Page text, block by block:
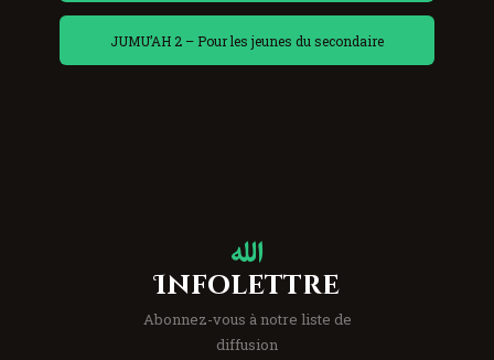
JUMU’AH 2 – Pour les jeunes du secondaire
Infolettre
Abonnez-vous à notre liste de
diffusion